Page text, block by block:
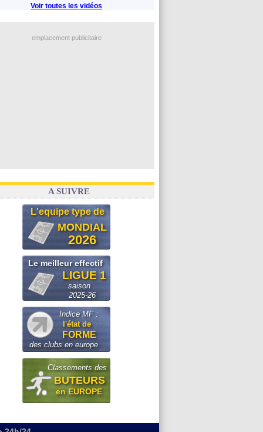
Voir toutes les vidéos
emplacement publicitaire
A SUIVRE
L'equipe type de
MONDIAL
2026
Le meilleur effectif
LIGUE 1
saison
2025-26
Indice MF :
l'état de
FORME
des clubs en europe
Classements des
BUTEURS
en EUROPE